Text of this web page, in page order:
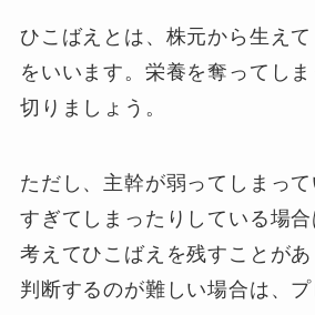
ひこばえとは、株元から生え
をいいます。栄養を奪ってし
切りましょう。
ただし、主幹が弱ってしまっ
すぎてしまったりしている場
考えてひこばえを残すことが
判断するのが難しい場合は、